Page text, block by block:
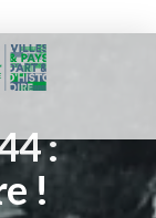
:
!